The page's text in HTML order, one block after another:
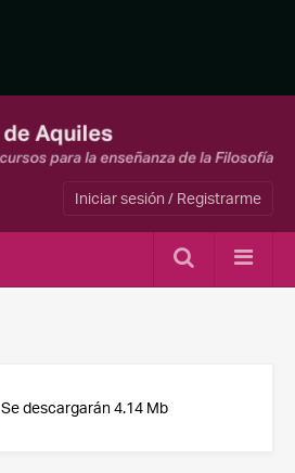
Iniciar sesión / Registrarme
Se descargarán 4.14 Mb